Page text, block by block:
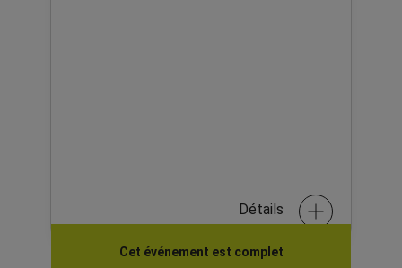
Détails
Cet événement est complet